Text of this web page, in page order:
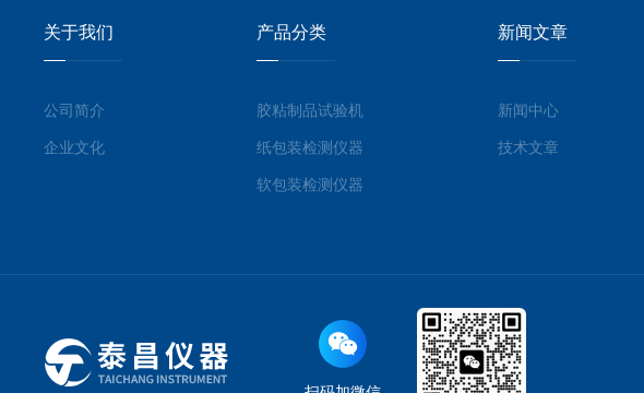
关于我们
公司简介
企业文化
产品分类
胶粘制品试验机
纸包装检测仪器
软包装检测仪器
新闻文章
新闻中心
技术文章